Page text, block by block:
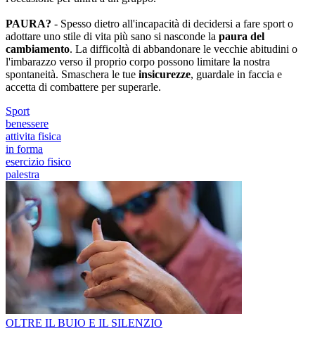
PAURA? - Spesso dietro all'incapacità di decidersi a fare sport o
adottare uno stile di vita più sano si nasconde la paura del
cambiamento. La difficoltà di abbandonare le vecchie abitudini o
l'imbarazzo verso il proprio corpo possono limitare la nostra
spontaneità. Smaschera le tue insicurezze, guardale in faccia e
accetta di combattere per superarle.
Sport
benessere
attivita fisica
in forma
esercizio fisico
palestra
OLTRE IL BUIO E IL SILENZIO